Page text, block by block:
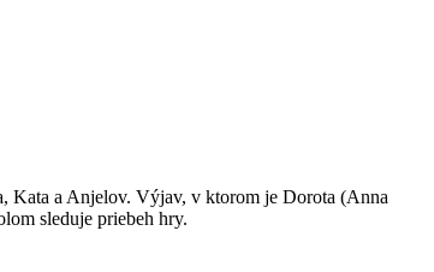
Kata a Anjelov. Výjav, v ktorom je Dorota (Anna
sleduje priebeh hry.